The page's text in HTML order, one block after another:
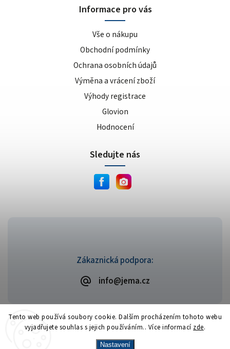
Tento web používá soubory cookie. Dalším procházením tohoto webu
vyjadřujete souhlas s jejich používáním.. Více informací zde.
Nastavení
Zákaznická podpora:
info@jema.cz
Informace pro vás
Vše o nákupu
Obchodní podmínky
Ochrana osobních údajů
Výměna a vrácení zboží
Výhody registrace
Glovion
Hodnocení
Sledujte nás
Copyright 2026JEMA.cz. Všechna práva vyhrazena.
VytvořilShoptet| Design